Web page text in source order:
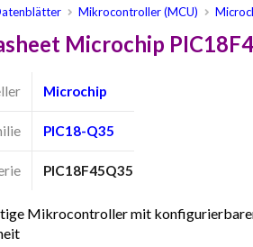
Mikrocontroller (MCU)
Microchip
Microchip
PIC18-Q35
PIC18F45Q35
Mikrocontroller mit